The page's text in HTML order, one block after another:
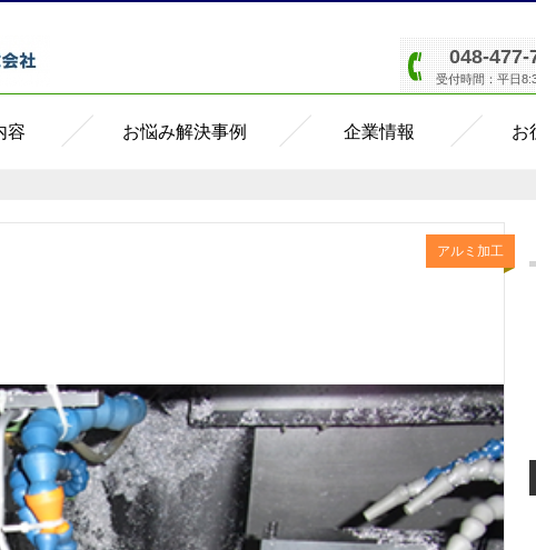
048-477-
受付時間：平日
容 お悩み解決事例 企業情報 お
アルミ加工